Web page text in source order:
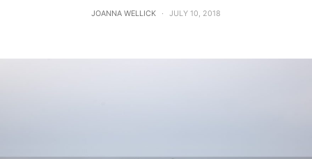
JOANNA WELLICK JULY 10, 2018